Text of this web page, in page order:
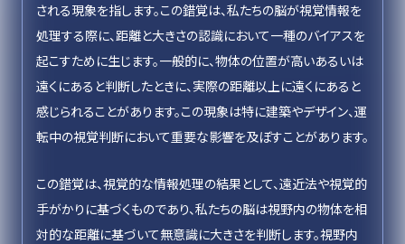
される現象を指します。この錯覚は、私たちの脳が視覚情報を
処理する際に、距離と大きさの認識において一種のバイアスを
起こすために生じます。一般的に、物体の位置が高いあるいは
遠くにあると判断したときに、実際の距離以上に遠くにあると
感じられることがあります。この現象は特に建築やデザイン、運
転中の視覚判断において重要な影響を及ぼすことがあります。
この錯覚は、視覚的な情報処理の結果として、遠近法や視覚的
手がかりに基づくものであり、私たちの脳は視野内の物体を相
対的な距離に基づいて無意識に大きさを判断します。視野内